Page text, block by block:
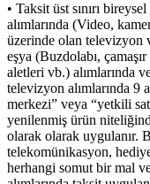
• Taksit üst sınırı
alımlarında (Video,
üzerinde olan televizyon
eşya (Buzdolabı,
aletleri vb.) alımlarında
televizyon alımlarında 9
merkezi” veya “yetkili
yenilenmiş ürün
olarak olarak uygulanır.
telekomünikasyon,
herhangi somut bir mal